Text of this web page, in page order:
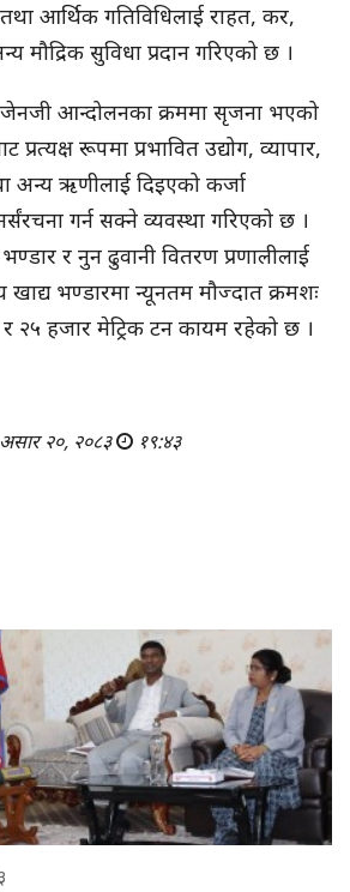
तथा आर्थिक गतिविधिलाई राहत, कर,
सुविधा प्रदान गरिएको छ ।
जेनजी आन्दोलनका क्रममा सृजना भएको
प्रत्यक्ष रूपमा प्रभावित उद्योग, व्यापार,
अन्य ऋणीलाई दिइएको कर्जा
गर्न सक्ने व्यवस्था गरिएको छ ।
भण्डार र नुन ढुवानी वितरण प्रणालीलाई
खाद्य भण्डारमा न्यूनतम मौज्दात क्रमशः
२५ हजार मेट्रिक टन कायम रहेको छ ।
असार २०, २०८३ १९:४३